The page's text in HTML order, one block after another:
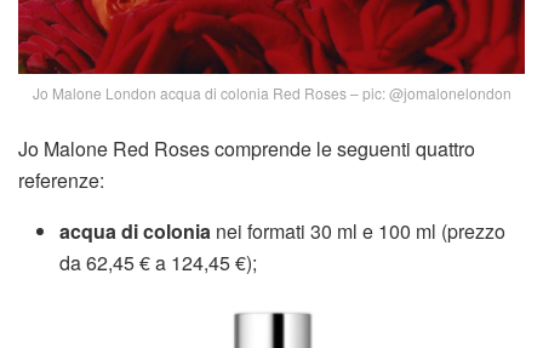
Jo Malone London acqua di colonia Red Roses – pic:@jomalonelondon
Jo Malone Red Roses comprende le seguenti quattro
referenze:
acqua di colonia nei formati 30 ml e 100 ml (prezzo
da 62,45 € a 124,45 €);